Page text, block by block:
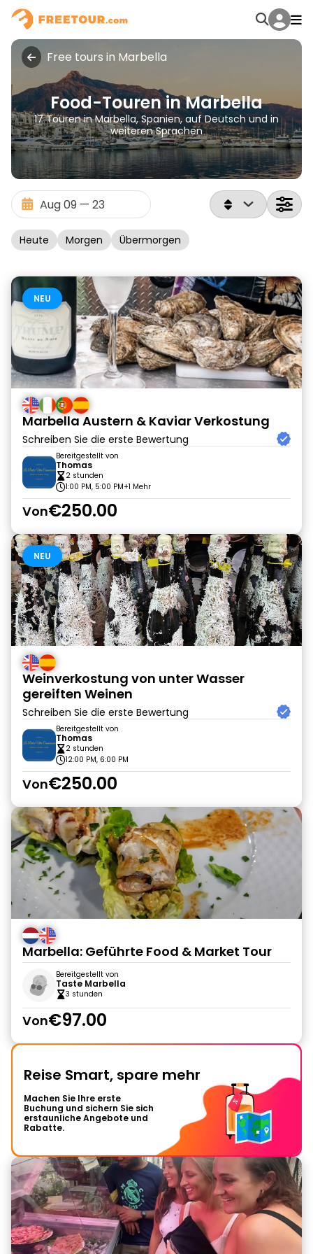
Free tours in Marbella
Food-Touren in Marbella
17 Touren in Marbella, Spanien, auf Deutsch und in
weiteren Sprachen
Heute Morgen Übermorgen
NEU
Marbella Austern & Kaviar Verkostung
Schreiben Sie die erste Bewertung
Bereitgestellt von
Thomas
2 stunden
1:00 PM, 5:00 PM+1 Mehr
Von€250.00
NEU
Weinverkostung von unter Wasser
gereiften Weinen
Schreiben Sie die erste Bewertung
Bereitgestellt von
Thomas
2 stunden
12:00 PM, 6:00 PM
Von€250.00
Marbella: Geführte Food & Market Tour
Bereitgestellt von
Taste Marbella
3 stunden
Von€97.00
Reise Smart, spare mehr
Machen Sie Ihre erste
Buchung und sichern Sie sich
erstaunliche Angebote und
Rabatte.